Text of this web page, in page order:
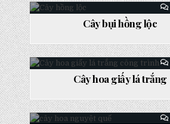
in
Cây bụi hồng lộc
Posted
in
Cây hoa giấy lá trắng